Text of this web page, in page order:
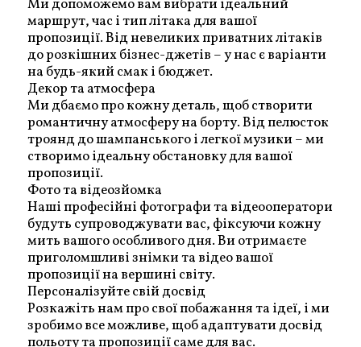
Ми допоможемо вам вибрати ідеальний
маршрут, час і тип літака для вашої
пропозиції. Від невеликих приватних літаків
до розкішних бізнес-джетів – у нас є варіанти
на будь-який смак і бюджет.
Декор та атмосфера
Ми дбаємо про кожну деталь, щоб створити
романтичну атмосферу на борту. Від пелюсток
троянд до шампанського і легкої музики – ми
створимо ідеальну обстановку для вашої
пропозиції.
Фото та відеозйомка
Наші професійні фотографи та відеооператори
будуть супроводжувати вас, фіксуючи кожну
мить вашого особливого дня. Ви отримаєте
приголомшливі знімки та відео вашої
пропозиції на вершині світу.
Персоналізуйте свій досвід
Розкажіть нам про свої побажання та ідеї, і ми
зробимо все можливе, щоб адаптувати досвід
польоту та пропозиції саме для вас.